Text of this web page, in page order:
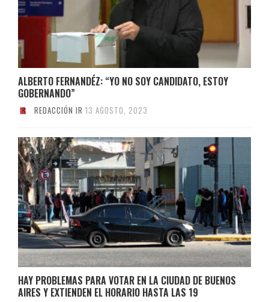
ALBERTO FERNANDÉZ: “YO NO SOY CANDIDATO, ESTOY
GOBERNANDO”
REDACCIÓN IR 13 AGOSTO, 2023
HAY PROBLEMAS PARA VOTAR EN LA CIUDAD DE BUENOS
AIRES Y EXTIENDEN EL HORARIO HASTA LAS 19